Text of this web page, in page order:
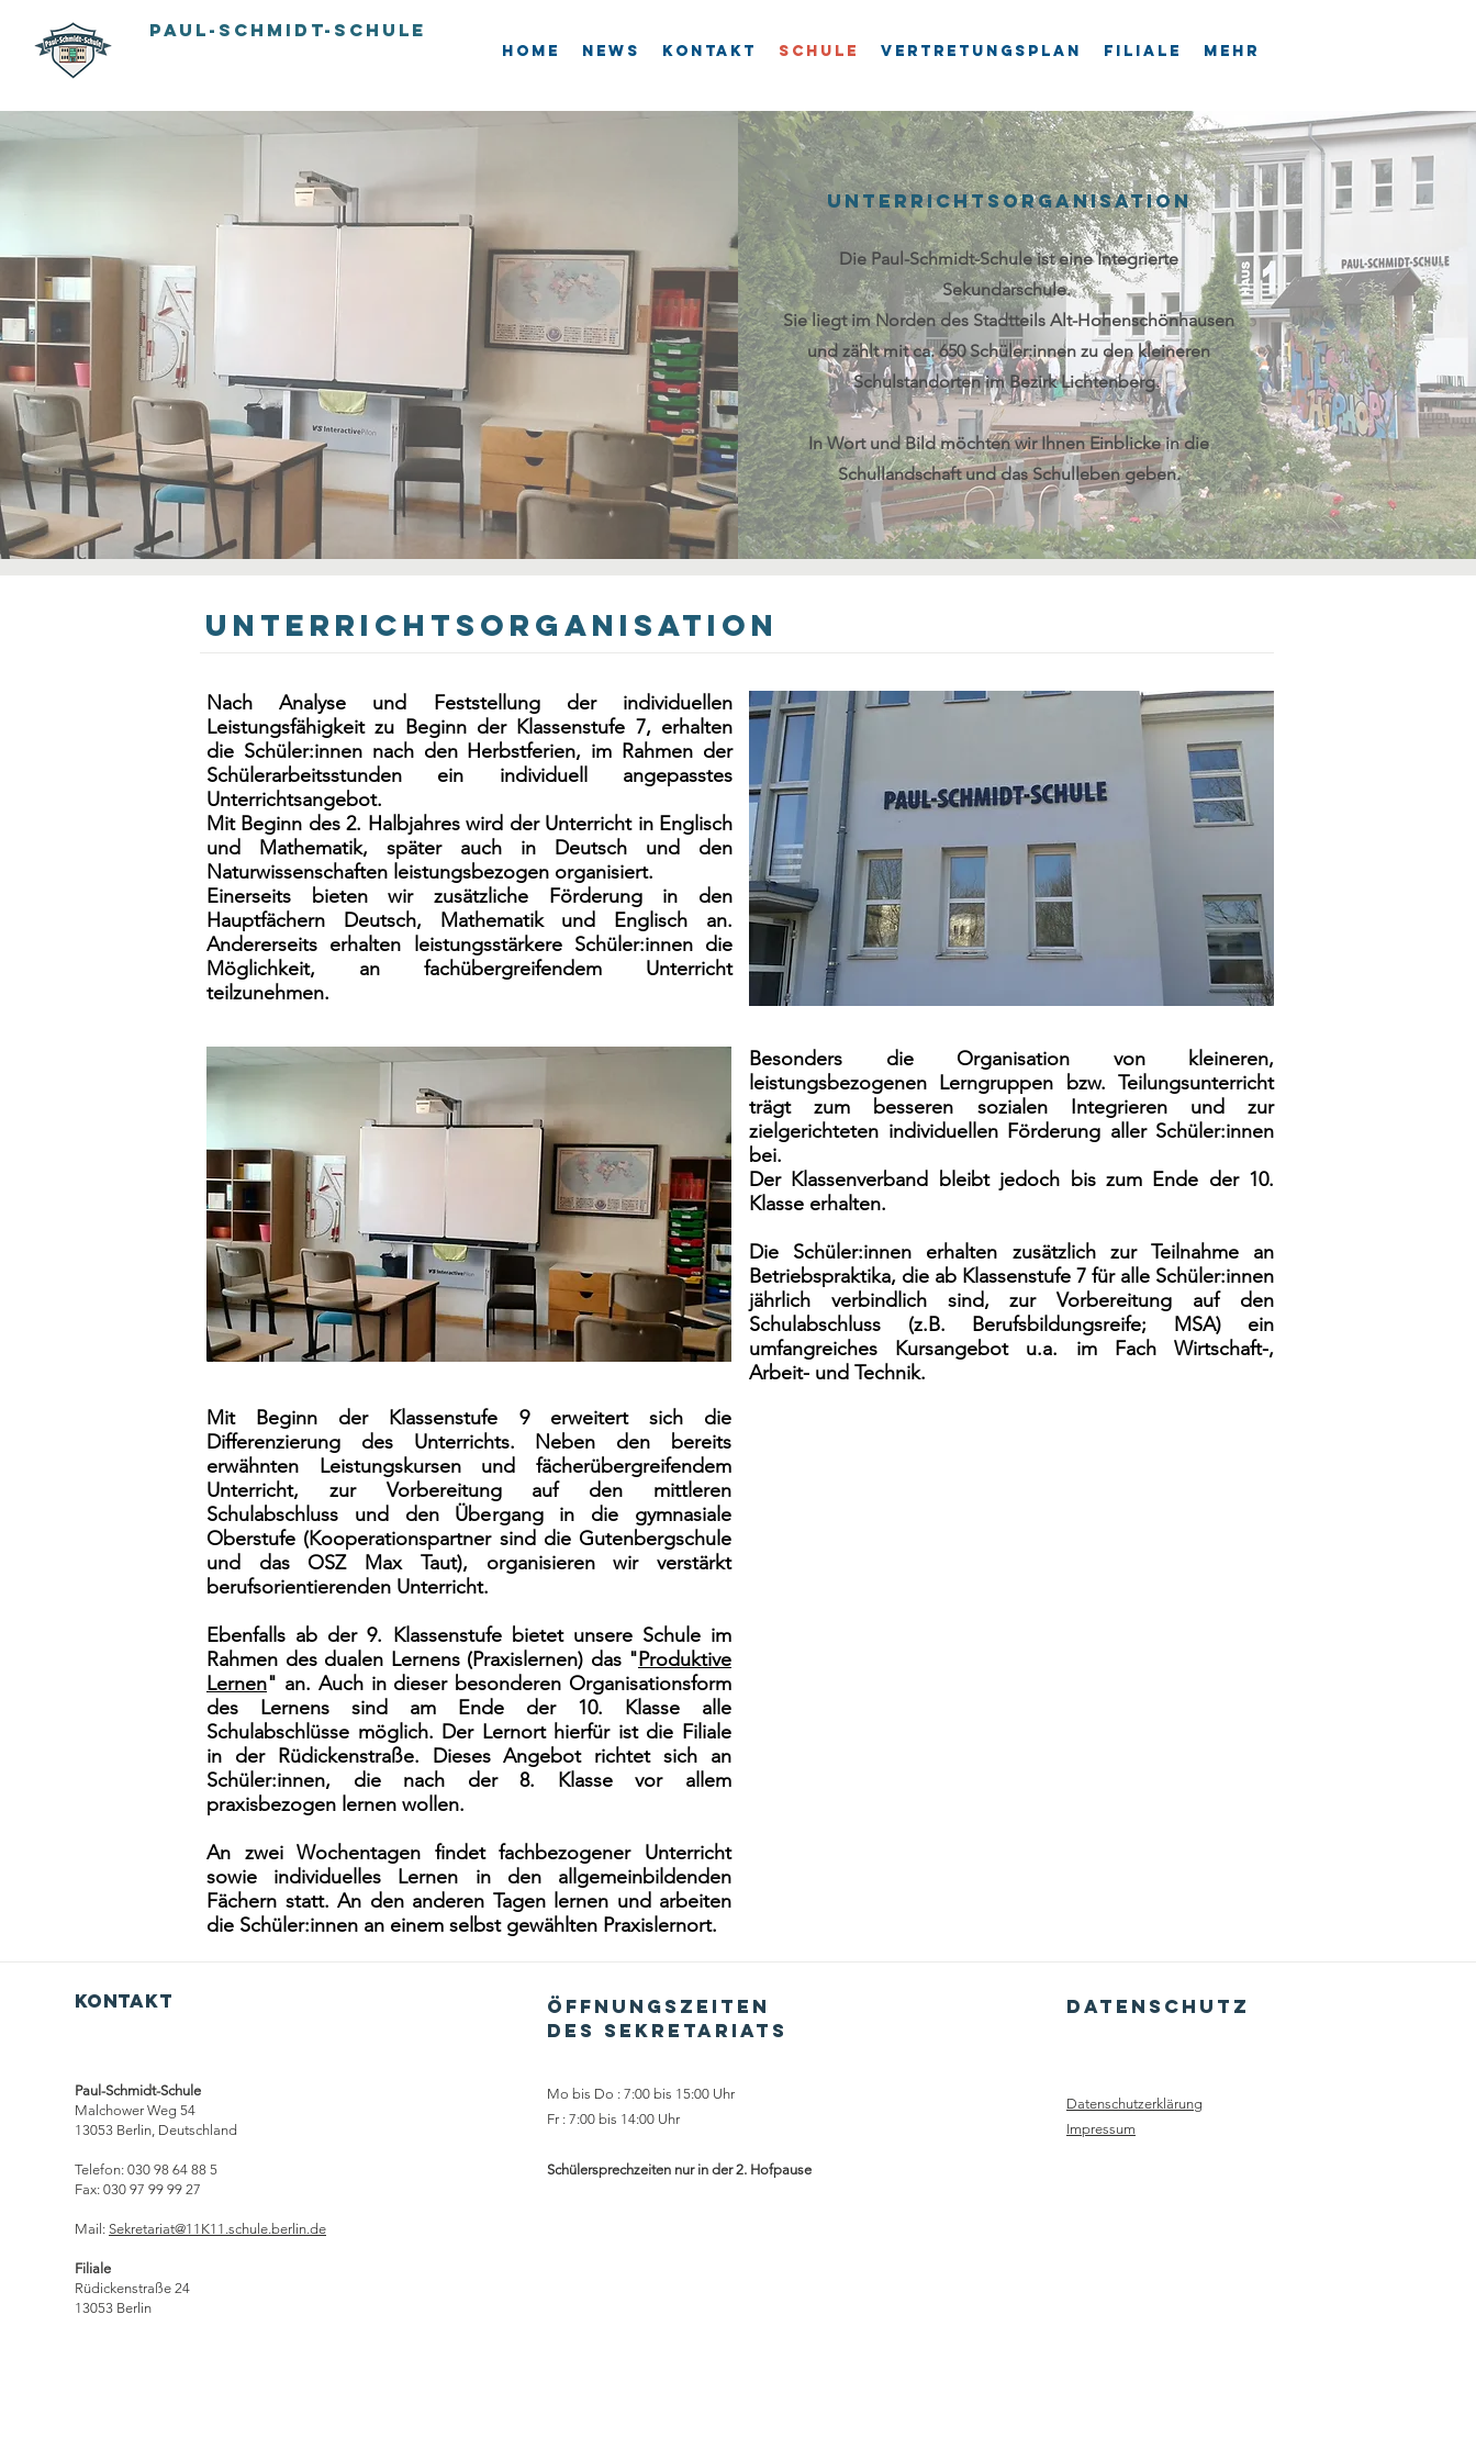
PAUL-SCHMIDT-SCHULE
Home News Kontakt Schule Vertretungsplan Filiale mehr
Unterrichtsorganisation
Die Paul-Schmidt-Schule ist eine Integrierte
Sekundarschule.
Sie liegt im Norden des Stadtteils Alt-Hohenschönhausen
und zählt mit ca. 650 Schüler:innen zu den kleineren
Schulstandorten im Bezirk Lichtenberg.
In Wort und Bild möchten wir Ihnen Einblicke in die
Schullandschaft und das Schulleben geben.
Unterrichtsorganisation
Nach Analyse und Feststellung der individuellen
Leistungsfähigkeit zu Beginn der Klassenstufe 7, erhalten
die Schüler:innen nach den Herbstferien, im Rahmen der
Schülerarbeitsstunden ein individuell angepasstes
Unterrichtsangebot.
Mit Beginn des 2. Halbjahres wird der Unterricht in Englisch
und Mathematik, später auch in Deutsch und den
Naturwissenschaften leistungsbezogen organisiert.
Einerseits bieten wir zusätzliche Förderung in den
Hauptfächern Deutsch, Mathematik und Englisch an.
Andererseits erhalten leistungsstärkere Schüler:innen die
Möglichkeit, an fachübergreifendem Unterricht
teilzunehmen.
Besonders die Organisation von kleineren,
leistungsbezogenen Lerngruppen bzw. Teilungsunterricht
trägt zum besseren sozialen Integrieren und zur
zielgerichteten individuellen Förderung aller Schüler:innen
bei.
Der Klassenverband bleibt jedoch bis zum Ende der 10.
Klasse erhalten.
Die Schüler:innen erhalten zusätzlich zur Teilnahme an
Betriebspraktika, die ab Klassenstufe 7 für alle Schüler:innen
jährlich verbindlich sind, zur Vorbereitung auf den
Schulabschluss (z.B. Berufsbildungsreife; MSA) ein
umfangreiches Kursangebot u.a. im Fach Wirtschaft-,
Arbeit- und Technik.
Mit Beginn der Klassenstufe 9 erweitert sich die
Differenzierung des Unterrichts. Neben den bereits
erwähnten Leistungskursen und fächerübergreifendem
Unterricht, zur Vorbereitung auf den mittleren
Schulabschluss und den Übergang in die gymnasiale
Oberstufe (Kooperationspartner sind die Gutenbergschule
und das OSZ Max Taut), organisieren wir verstärkt
berufsorientierenden Unterricht.
Ebenfalls ab der 9. Klassenstufe bietet unsere Schule im
Rahmen des dualen Lernens (Praxislernen) das "Produktive
Lernen" an. Auch in dieser besonderen Organisationsform
des Lernens sind am Ende der 10. Klasse alle
Schulabschlüsse möglich. Der Lernort hierfür ist die Filiale
in der Rüdickenstraße. Dieses Angebot richtet sich an
Schüler:innen, die nach der 8. Klasse vor allem
praxisbezogen lernen wollen.
An zwei Wochentagen findet fachbezogener Unterricht
sowie individuelles Lernen in den allgemeinbildenden
Fächern statt. An den anderen Tagen lernen und arbeiten
die Schüler:innen an einem selbst gewählten Praxislernort.
Kontakt
Paul-Schmidt-Schule
Malchower Weg 54
13053 Berlin, Deutschland
Telefon: 030 98 64 88 5
Fax: 030 97 99 99 27
Mail: Sekretariat@11K11.schule.berlin.de
Filiale​
Rüdickenstraße 24
13053 Berlin
Öffnungszeiten
des Sekretariats
Mo bis Do : 7:00 bis 15:00 Uhr
Fr : 7:00 bis 14:00 Uhr
Schülersprechzeiten nur in der2. Hofpause
dATENSCHUTZ
Datenschutzerklärung
Impressum